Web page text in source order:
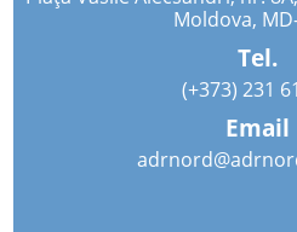
Moldova,
Tel.
(+373) 231
Email